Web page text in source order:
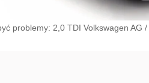
problemy: 2,0 TDI Volkswagen AG /